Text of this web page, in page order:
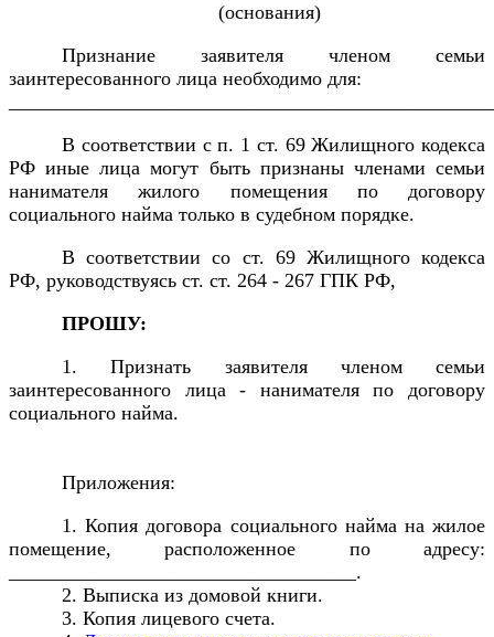
(основания)
Признание заявителя членом семьи
заинтересованного лица необходимо для:
В соответствии с п. 1 ст. 69 Жилищного кодекса
РФ иные лица могут быть признаны членами семьи
нанимателя жилого помещения по договору
социального найма только в судебном порядке.
В соответствии со ст. 69 Жилищного кодекса
РФ, руководствуясь ст. ст. 264 - 267 ГПК РФ,
ПРОШУ:
1. Признать заявителя членом семьи
заинтересованного лица - нанимателя по договору
социального найма.
Приложения:
1. Копия договора социального найма на жилое
помещение, расположенное по адресу:
___________________________________.
2. Выписка из домовой книги.
3. Копия лицевого счета.